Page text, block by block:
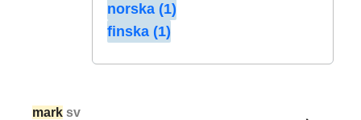
norska (1)
finska (1)
mark sv